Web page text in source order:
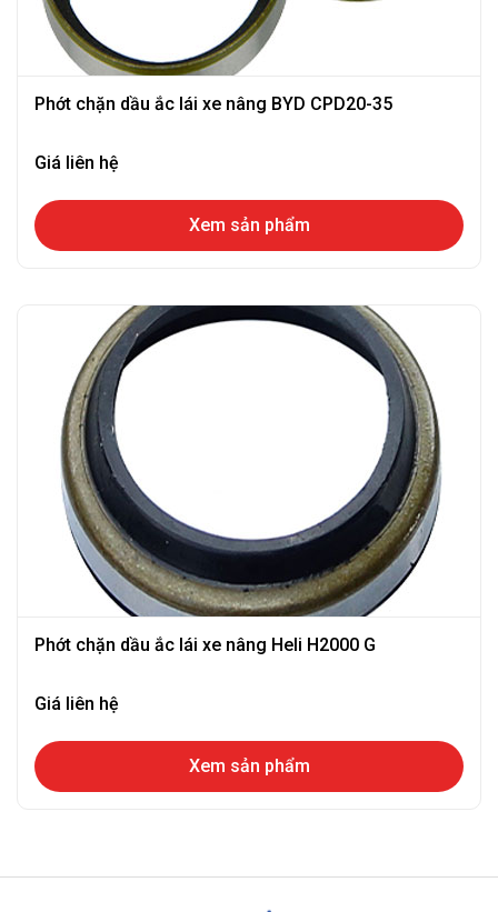
Phớt chặn dầu ắc lái xe nâng BYD CPD20-35
Giá liên hệ
Xem sản phẩm
Phớt chặn dầu ắc lái xe nâng Heli H2000 G
Giá liên hệ
Xem sản phẩm